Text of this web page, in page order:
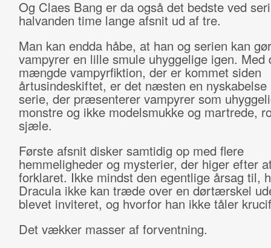
Og Claes Bang er da også det bedste ved
halvanden time lange afsnit ud af tre.
Man kan endda håbe, at han og serien kan
vampyrer en lille smule uhyggelige igen. Med
mængde vampyrfiktion, der er kommet siden
årtusindeskiftet, er det næsten en nyskabelse
serie, der præsenterer vampyrer som
monstre og ikke modelsmukke og martrede,
sjæle.
Første afsnit disker samtidig op med flere
hemmeligheder og mysterier, der higer efter
forklaret. Ikke mindst den egentlige årsag til,
Dracula ikke kan træde over en dørtærskel
blevet inviteret, og hvorfor han ikke tåler
Det vækker masser af forventning.